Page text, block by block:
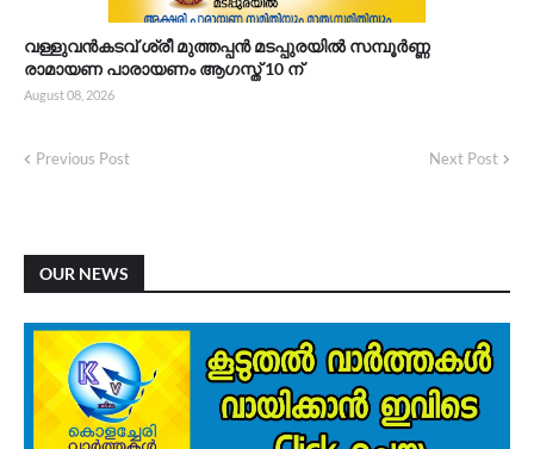
വള്ളുവൻകടവ് ശ്രീ മുത്തപ്പൻ മടപ്പുരയിൽ സമ്പൂർണ്ണ
രാമായണ പാരായണം ആഗസ്ത് 10 ന്
August 08, 2026
Previous Post Next Post
OUR NEWS